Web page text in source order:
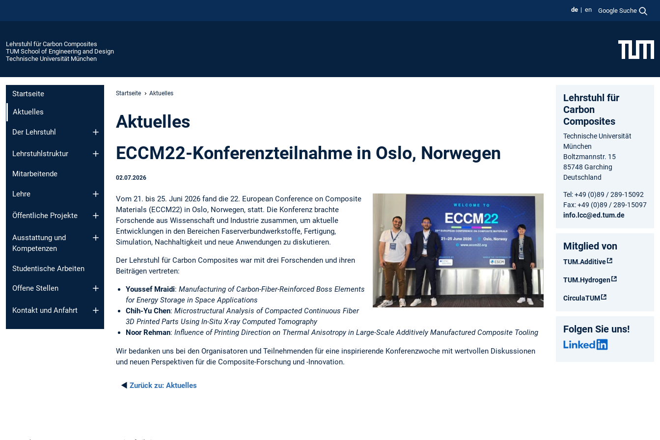
de en Google Suche
Lehrstuhl für Carbon Composites
TUM School of Engineering and Design
Technische Universität München
Startseite
Aktuelles
Der Lehrstuhl
Lehrstuhlstruktur
Mitarbeitende
Lehre
Öffentliche Projekte
Ausstattung und
Kompetenzen
Studentische Arbeiten
Offene Stellen
Kontakt und Anfahrt
Startseite Aktuelles
Aktuelles
ECCM22-Konferenzteilnahme in Oslo, Norwegen
02.07.2026
Vom 21. bis 25. Juni 2026 fand die 22. European Conference on Composite
Materials (ECCM22) in Oslo, Norwegen, statt. Die Konferenz brachte
Forschende aus Wissenschaft und Industrie zusammen, um aktuelle
Entwicklungen in den Bereichen Faserverbundwerkstoffe, Fertigung,
Simulation, Nachhaltigkeit und neue Anwendungen zu diskutieren.
Der Lehrstuhl für Carbon Composites war mit drei Forschenden und ihren
Beiträgen vertreten:
Youssef Mraidi: Manufacturing of Carbon-Fiber-Reinforced Boss Elements
for Energy Storage in Space Applications
Chih-Yu Chen: Microstructural Analysis of Compacted Continuous Fiber
3D Printed Parts Using In-Situ X-ray Computed Tomography
Noor Rehman: Influence of Printing Direction on Thermal Anisotropy in Large-Scale Additively Manufactured Composite Tooling
Wir bedanken uns bei den Organisatoren und Teilnehmenden für eine inspirierende Konferenzwoche mit wertvollen Diskussionen
und neuen Perspektiven für die Composite-Forschung und -Innovation.
◄ Zurück zu: Aktuelles
Lehrstuhl für
Carbon
Composites
Technische Universität
München
Boltzmannstr. 15
85748 Garching
Deutschland
Tel: +49 (0)89 / 289-15092
Fax: +49 (0)89 / 289-15097
info.lcc@ed.tum.de
Mitglied von
TUM.Additive
TUM.Hydrogen
CirculaTUM
Folgen Sie uns!